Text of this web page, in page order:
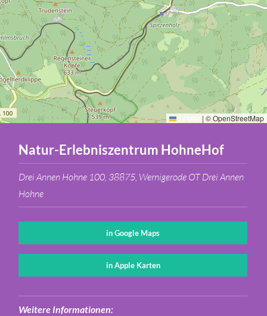
Leaflet | © OpenStreetMap
Natur-Erlebniszentrum HohneHof
Drei Annen Hohne 100, 38875, Wernigerode OT Drei Annen
Hohne
in Google Maps
in Apple Karten
Weitere Informationen: